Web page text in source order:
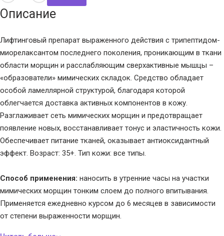
Описание
Лифтинговый препарат выраженного действия с трипептидом-
миорелаксантом последнего поколения, проникающим в ткани
области морщин и расслабляющим сверхактивные мышцы –
«образователи» мимических складок. Средство обладает
особой ламеллярной структурой, благодаря которой
облегчается доставка активных компонентов в кожу.
Разглаживает сеть мимических морщин и предотвращает
появление новых, восстанавливает тонус и эластичность кожи.
Обеспечивает питание тканей, оказывает антиоксидантный
эффект. Возраст: 35+. Тип кожи: все типы.
Способ применения: наносить в утренние часы на участки
мимических морщин тонким слоем до полного впитывания.
Применяется ежедневно курсом до 6 месяцев в зависимости
от степени выраженности морщин.